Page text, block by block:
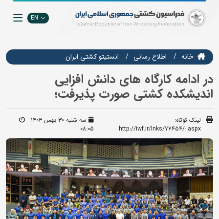
EN
خانه اطلاع رسانی انستيتو كشتي ايران
در ادامه کارگاه های دانش افزایی
اندیشکده کشتی صورت پذیرفت؛
لینک کوتاه:
http://iwf.ir/lnks/77454/-.aspx
سه شنبه ۳۰ بهمن ۱۴۰۳
08:05